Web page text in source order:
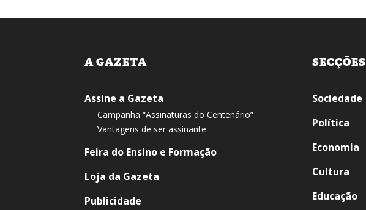
A GAZETA
Assine a Gazeta
Campanha “Assinaturas do Centenário”
Vantagens de ser assinante
Feira do Ensino e Formação
Loja da Gazeta
Publicidade
SECÇÕES
Sociedade
Política
Economia
Cultura
Educação